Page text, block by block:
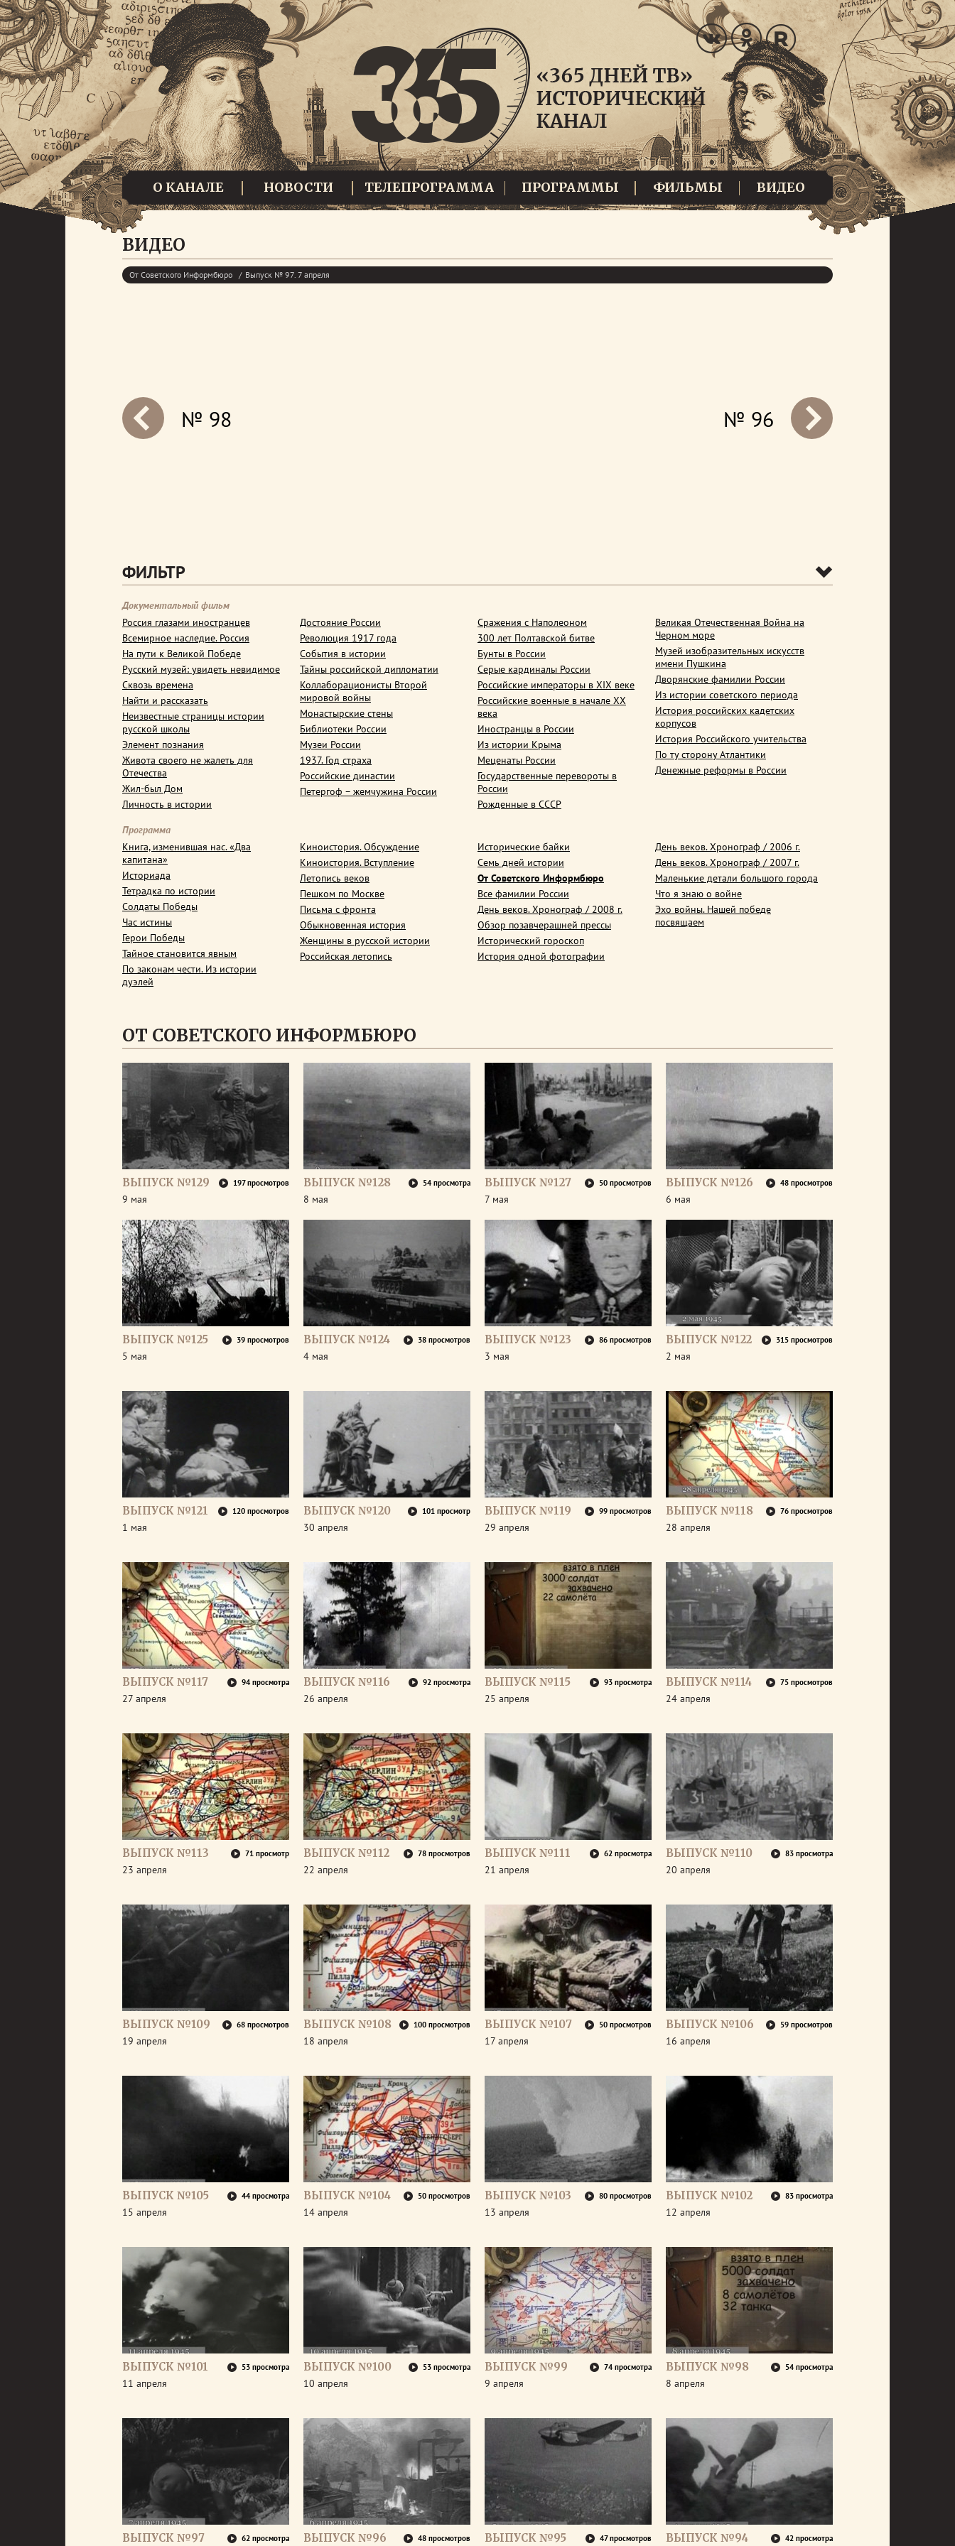
О КАНАЛЕ НОВОСТИ ТЕЛЕПРОГРАММА ПРОГРАММЫ ФИЛЬМЫ ВИДЕО
ВИДЕО
От Советского Информбюро Выпуск № 97. 7 апреля
prev
№ 96
№ 98
ФИЛЬТР
Документальный фильм
Россия глазами иностранцев
Всемирное наследие. Россия
На пути к Великой Победе
Русский музей: увидеть невидимое
Сквозь времена
Найти и рассказать
Неизвестные страницы истории
русской школы
Элемент познания
Живота своего не жалеть для
Отечества
Жил-был Дом
Личность в истории
Достояние России
Революция 1917 года
События в истории
Тайны российской дипломатии
Коллаборационисты Второй
мировой войны
Монастырские стены
Библиотеки России
Музеи России
1937. Год страха
Российские династии
Петергоф – жемчужина России
Сражения с Наполеоном
300 лет Полтавской битве
Бунты в России
Серые кардиналы России
Российские императоры в XIX веке
Российские военные в начале ХХ
века
Иностранцы в России
Из истории Крыма
Меценаты России
Государственные перевороты в
России
Рожденные в СССР
Великая Отечественная Война на
Черном море
Музей изобразительных искусств
имени Пушкина
Дворянские фамилии России
Из истории советского периода
История российских кадетских
корпусов
История Российского учительства
По ту сторону Атлантики
Денежные реформы в России
Программа
Книга, изменившая нас. «Два
капитана»
Историада
Тетрадка по истории
Солдаты Победы
Час истины
Герои Победы
Тайное становится явным
По законам чести. Из истории
дуэлей
Киноистория. Обсуждение
Киноистория. Вступление
Летопись веков
Пешком по Москве
Письма с фронта
Обыкновенная история
Женщины в русской истории
Российская летопись
Исторические байки
Семь дней истории
От Советского Информбюро
Все фамилии России
День веков. Хронограф / 2008 г.
Обзор позавчерашней прессы
Исторический гороскоп
История одной фотографии
День веков. Хронограф / 2006 г.
День веков. Хронограф / 2007 г.
Маленькие детали большого города
Что я знаю о войне
Эхо войны. Нашей победе
посвящаем
ОТ СОВЕТСКОГО ИНФОРМБЮРО
ВЫПУСК №129 197 просмотров
9 мая
ВЫПУСК №128 54 просмотра
8 мая
ВЫПУСК №127 50 просмотров
7 мая
ВЫПУСК №126 48 просмотров
6 мая
ВЫПУСК №125 39 просмотров
5 мая
ВЫПУСК №124 38 просмотров
4 мая
ВЫПУСК №123 86 просмотров
3 мая
ВЫПУСК №122 315 просмотров
2 мая
ВЫПУСК №121 120 просмотров
1 мая
ВЫПУСК №120 101 просмотр
30 апреля
ВЫПУСК №119 99 просмотров
29 апреля
ВЫПУСК №118 76 просмотров
28 апреля
ВЫПУСК №117 94 просмотра
27 апреля
ВЫПУСК №116 92 просмотра
26 апреля
ВЫПУСК №115 93 просмотра
25 апреля
ВЫПУСК №114 75 просмотров
24 апреля
ВЫПУСК №113 71 просмотр
23 апреля
ВЫПУСК №112 78 просмотров
22 апреля
ВЫПУСК №111 62 просмотра
21 апреля
ВЫПУСК №110 83 просмотра
20 апреля
ВЫПУСК №109 68 просмотров
19 апреля
ВЫПУСК №108 100 просмотров
18 апреля
ВЫПУСК №107 50 просмотров
17 апреля
ВЫПУСК №106 59 просмотров
16 апреля
ВЫПУСК №105 44 просмотра
15 апреля
ВЫПУСК №104 50 просмотров
14 апреля
ВЫПУСК №103 80 просмотров
13 апреля
ВЫПУСК №102 83 просмотра
12 апреля
ВЫПУСК №101 53 просмотра
11 апреля
ВЫПУСК №100 53 просмотра
10 апреля
ВЫПУСК №99 74 просмотра
9 апреля
ВЫПУСК №98 54 просмотра
8 апреля
ВЫПУСК №97 62 просмотра ВЫПУСК №96 48 просмотров ВЫПУСК №95 47 просмотров ВЫПУСК №94 42 просмотра